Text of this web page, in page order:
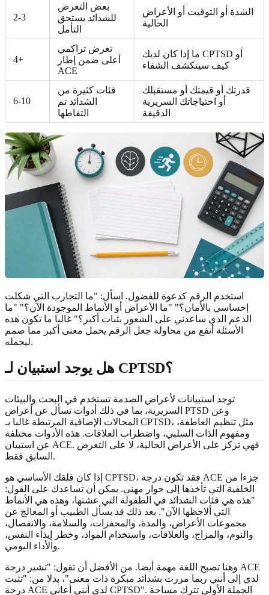
2-3
بعض التعرض
للشدائد يستحق
التأمل
الشدة أو التوقيت أو الأعراض
الحالية
4+
تعرض تراكمي
أعلى ضمن إطار
ACE
ما إذا كان لديك CPTSD أو
كيف سيتكشف الشفاء
6-10
فئات كثيرة من
الشدائد تم
التقاطها
قدرتك أو قيمتك أو مستقبلك
أو احتياجاتك السريرية
الدقيقة
استخدم الرقم كدعوة للفضول. اسأل: "ما التجارب التي شكلت
إحساسي بالأمان؟" "ما الأعراض أو الأنماط الموجودة الآن؟" "ما
الدعم الذي ساعدني على الشعور بثبات أكبر؟" غالبا ما تكون هذه
الأسئلة أنفع من محاولة جعل الرقم يحمل معنى أكبر مما صمم
ليحمله.
هل يوجد استبيان لـ CPTSD؟
توجد استبيانات لأعراض الصدمة تستخدم في البحث والبيئات
السريرية، بما في ذلك أدوات تسأل عن أعراض PTSD وعن
المجالات الإضافية المرتبطة غالبا بـ CPTSD، مثل تنظيم العاطفة،
ومفهوم الذات السلبي، واضطراب العلاقات. هذه الأدوات مختلفة
عن استبيان ACE. فهي تركز على الأعراض الحالية، لا على التعرض
السابق فقط.
إذا كان قلقك الأساسي هو CPTSD، فقد تكون درجة ACE جزءا من
الخلفية التي تأخذها إلى حوار مهني. يمكن أن تساعدك على القول:
"هذه هي فئات الشدائد في الطفولة التي عشتها، وهذه هي الأنماط
التي ألاحظها الآن". بعد ذلك قد يسأل الطبيب أو المعالج عن
مجموعات الأعراض، والمدة، والمحفزات، والسلامة، والانفصال،
والنوم، والمزاج، والعلاقات، واستخدام المواد، وخطر إيذاء النفس،
والأداء اليومي.
وهنا تصبح اللغة مهمة أيضا. من الأفضل أن تقول: "تشير درجة ACE
لدي إلى أنني ربما مررت بشدائد مبكرة ذات معنى"، بدلا من: "تثبت
درجة ACE لدي أنني أعاني CPTSD". الجملة الأولى تترك مساحة